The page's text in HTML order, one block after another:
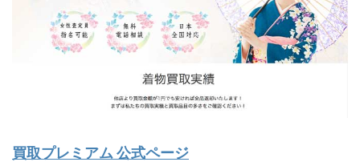
買取プレミアム 公式ページ